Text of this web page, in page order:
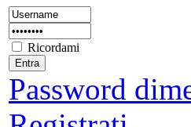
Ricordami
Password